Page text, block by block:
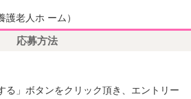
老人ホ ーム）
応募方法
る」ボタンをクリック頂き、エントリー